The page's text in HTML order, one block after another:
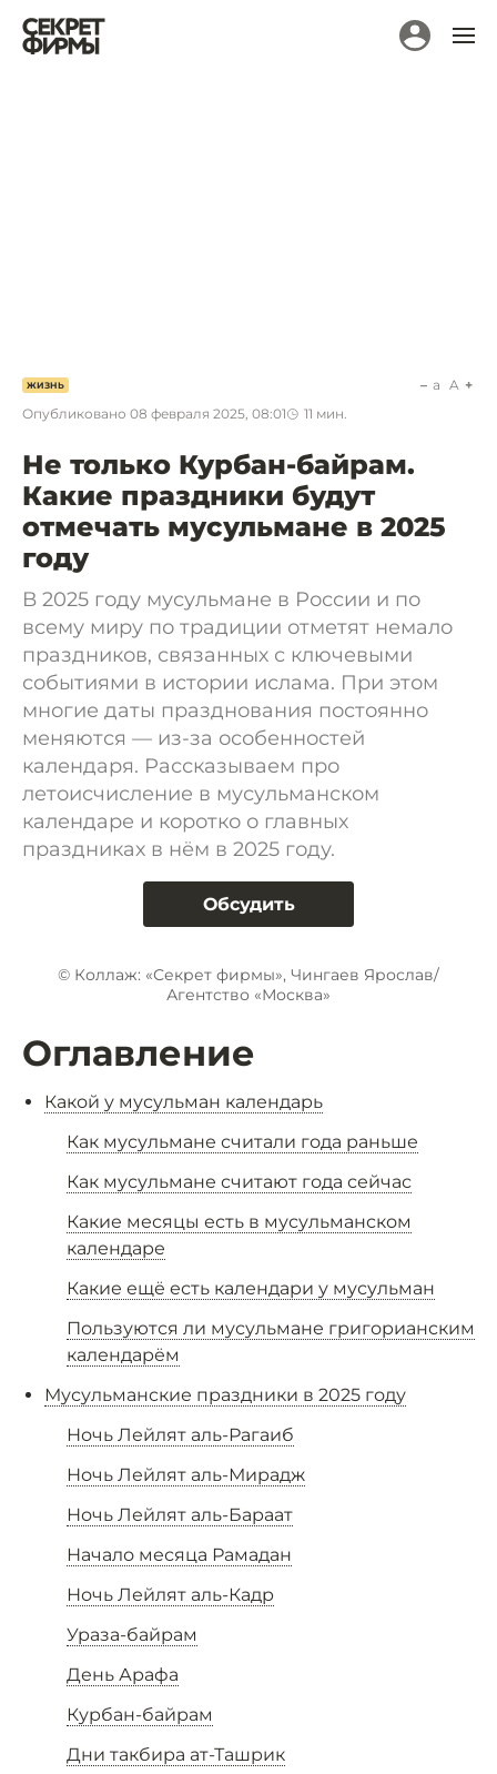
ЖИЗНЬ
Опубликовано 08 февраля 2025, 08:01 11 мин.
a A
Не только Курбан-байрам.
Какие праздники будут
отмечать мусульмане в 2025
году
В 2025 году мусульмане в России и по
всему миру по традиции отметят немало
праздников, связанных с ключевыми
событиями в истории ислама. При этом
многие даты празднования постоянно
меняются — из-за особенностей
календаря. Рассказываем про
летоисчисление в мусульманском
календаре и коротко о главных
праздниках в нём в 2025 году.
Обсудить
© Коллаж: «Секрет фирмы», Чингаев Ярослав/
Агентство «Москва»
Оглавление
Какой у мусульман календарь
Как мусульмане считали года раньше
Как мусульмане считают года сейчас
Какие месяцы есть в мусульманском
календаре
Какие ещё есть календари у мусульман
Пользуются ли мусульмане григорианским
календарём
Мусульманские праздники в 2025 году
Ночь Лейлят аль-Рагаиб
Ночь Лейлят аль-Мирадж
Ночь Лейлят аль-Бараат
Начало месяца Рамадан
Ночь Лейлят аль-Кадр
Ураза-байрам
День Арафа
Курбан-байрам
Дни такбира ат-Ташрик